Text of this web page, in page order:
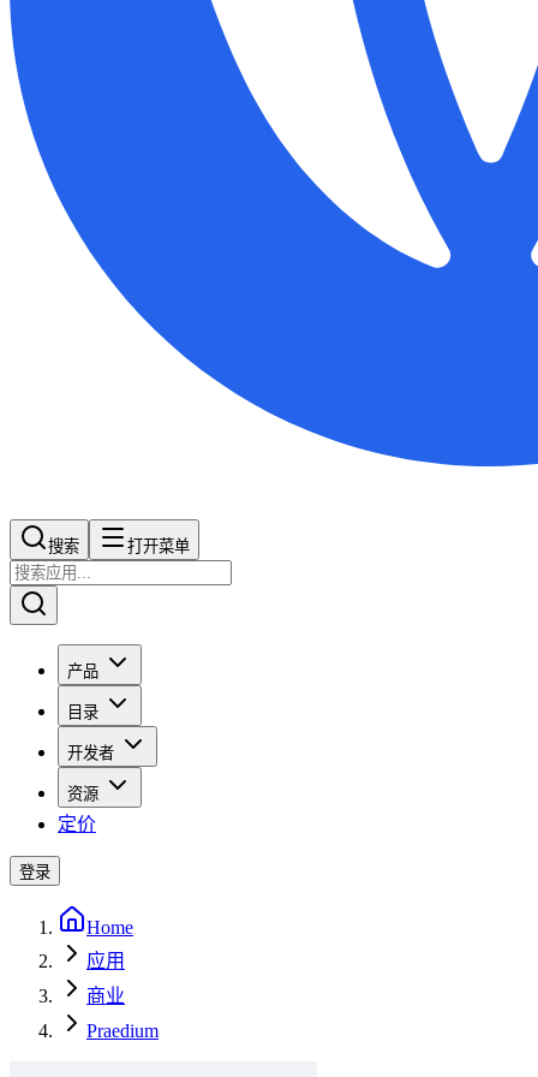
搜索​​​​ 打开菜单
产品
目录
开发者
资源
定价
登录
Home
应用
商业
Praedium